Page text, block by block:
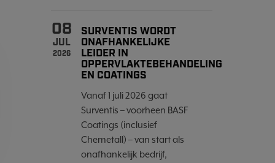
08
JUL
2026
SURVENTIS WORDT
ONAFHANKELIJKE
LEIDER IN
OPPERVLAKTEBEHANDELING
EN COATINGS
Vanaf 1 juli 2026 gaat
Surventis – voorheen BASF
Coatings (inclusief
Chemetall) – van start als
onafhankelijk bedrijf,